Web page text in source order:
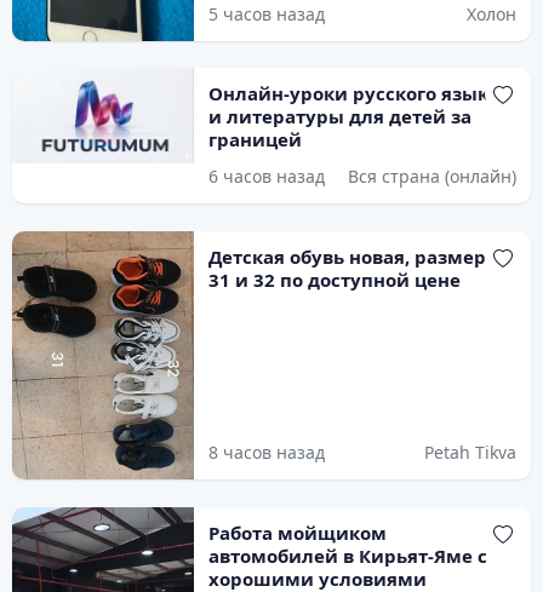
5 часов назад Холон
Онлайн-уроки русского языка
и литературы для детей за
границей
6 часов назад Вся страна (онлайн)
Детская обувь новая, размеры
31 и 32 по доступной цене
8 часов назад Petah Tikva
Работа мойщиком
автомобилей в Кирьят-Яме с
хорошими условиями